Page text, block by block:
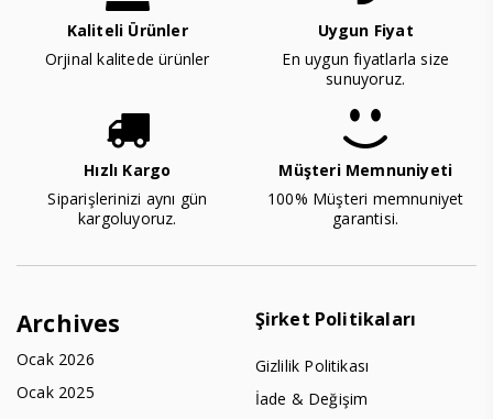
Kaliteli Ürünler
Orjinal kalitede ürünler
Uygun Fiyat
En uygun fiyatlarla size
sunuyoruz.
Hızlı Kargo
Siparişlerinizi aynı gün
kargoluyoruz.
Müşteri Memnuniyeti
100% Müşteri memnuniyet
garantisi.
Archives
Ocak 2026
Ocak 2025
Şirket Politikaları
Gizlilik Politikası
İade & Değişim